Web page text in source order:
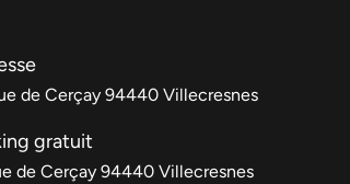
de Cerçay 94440 Villecresnes
gratuit
de Cerçay 94440 Villecresnes